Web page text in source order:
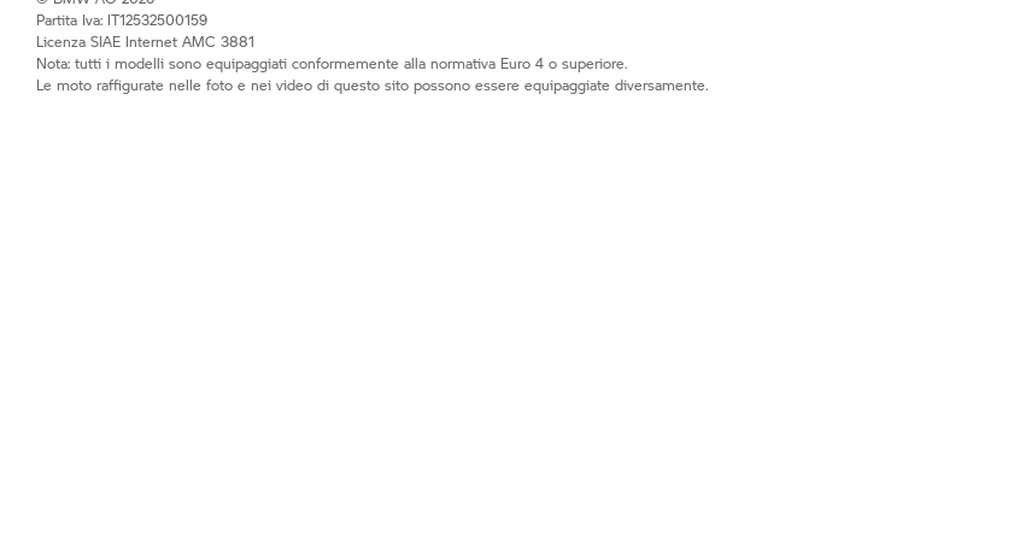
Partita Iva: IT12532500159
Licenza SIAE Internet AMC 3881
Nota: tutti i modelli sono equipaggiati conformemente alla normativa Euro 4 o superiore.
Le moto raffigurate nelle foto e nei video di questo sito possono essere equipaggiate diversamente.